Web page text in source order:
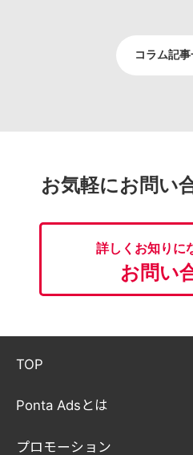
コラム記
お気軽にお問い
詳しくお知りに
お問い
TOP
Ponta Adsとは
プロモーション